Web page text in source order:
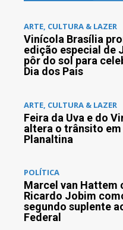
ARTE, CULTURA & LAZER
Vinícola Brasília
edição especial de
pôr do sol para
Dia dos Pais
ARTE, CULTURA & LAZER
Feira da Uva e do
altera o trânsito em
Planaltina
POLÍTICA
Marcel van Hattem
Ricardo Jobim
segundo suplente
Federal